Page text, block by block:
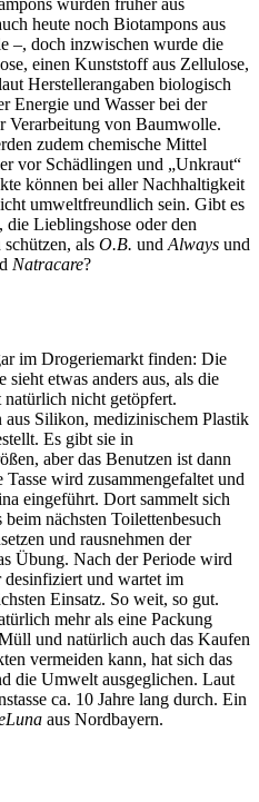
heute noch Biotampons aus
–, doch inzwischen wurde die
einen Kunststoff aus Zellulose,
Herstellerangaben biologisch
Energie und Wasser bei der
Verarbeitung von Baumwolle.
zudem chemische Mittel
vor Schädlingen und „Unkraut“
können bei aller Nachhaltigkeit
umweltfreundlich sein. Gibt es
Lieblingshose oder den
als O.B. und Always und
Natracare?
im Drogeriemarkt finden: Die
sieht etwas anders aus, als die
natürlich nicht getöpfert.
aus Silikon, medizinischem Plastik
Es gibt sie in
aber das Benutzen ist dann
wird zusammengefaltet und
eingeführt. Dort sammelt sich
nächsten Toilettenbesuch
und rausnehmen der
Übung. Nach der Periode wird
desinfiziert und wartet im
Einsatz. So weit, so gut.
mehr als eine Packung
und natürlich auch das Kaufen
vermeiden kann, hat sich das
die Umwelt ausgeglichen. Laut
ca. 10 Jahre lang durch. Ein
aus Nordbayern.